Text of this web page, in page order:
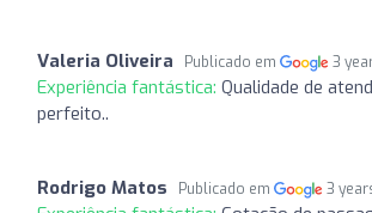
Valeria Oliveira Publicado em 3
Experiência fantástica: Qualidade de
perfeito..
Rodrigo Matos Publicado em 3